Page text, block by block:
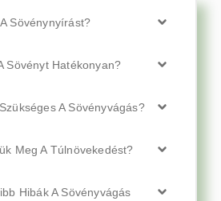
Sövénynyírást?
Sövényt Hatékonyan?
A Sövényvágás?
Meg A Túlnövekedést?
Hibák A Sövényvágás